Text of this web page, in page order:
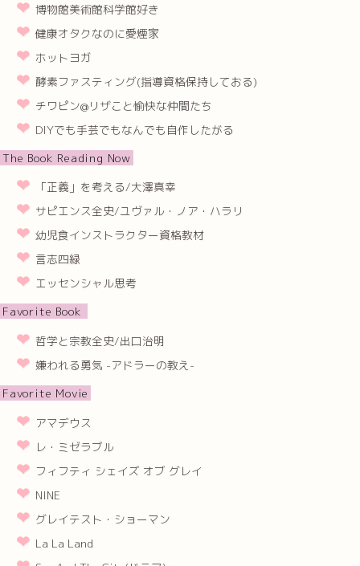
博物館美術館科学館好き
健康オタクなのに愛煙家
ホットヨガ
酵素ファスティング(指導資格保持しておる)
チワピン@リザこと愉快な仲間たち
DIYでも手芸でもなんでも自作したがる
The Book Reading Now
「正義」を考える/大澤真幸
サピエンス全史/ユヴァル・ノア・ハラリ
幼児食インストラクター資格教材
言志四緑
エッセンシャル思考
Favorite Book
哲学と宗教全史/出口治明
嫌われる勇気 -アドラーの教え-
Favorite Movie
アマデウス
レ・ミゼラブル
フィフティ シェイズ オブ グレイ
NINE
グレイテスト・ショーマン
La La Land